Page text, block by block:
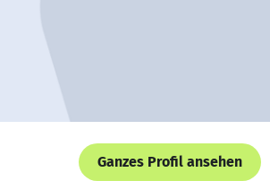
Ganzes Profil ansehen